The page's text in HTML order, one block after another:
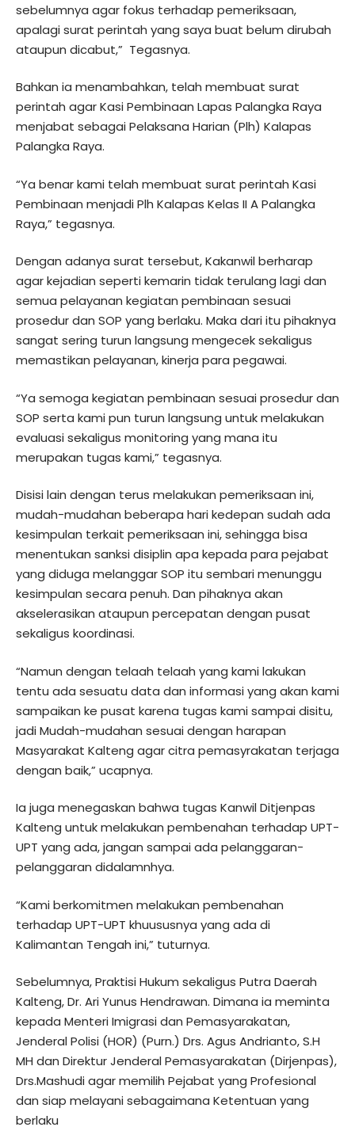
sebelumnya agar fokus terhadap pemeriksaan,
apalagi surat perintah yang saya buat belum dirubah
ataupun dicabut,” Tegasnya.
Bahkan ia menambahkan, telah membuat surat
perintah agar Kasi Pembinaan Lapas Palangka Raya
menjabat sebagai Pelaksana Harian (Plh) Kalapas
Palangka Raya.
“Ya benar kami telah membuat surat perintah Kasi
Pembinaan menjadi Plh Kalapas Kelas II A Palangka
Raya,” tegasnya.
Dengan adanya surat tersebut, Kakanwil berharap
agar kejadian seperti kemarin tidak terulang lagi dan
semua pelayanan kegiatan pembinaan sesuai
prosedur dan SOP yang berlaku. Maka dari itu pihaknya
sangat sering turun langsung mengecek sekaligus
memastikan pelayanan, kinerja para pegawai.
“Ya semoga kegiatan pembinaan sesuai prosedur dan
SOP serta kami pun turun langsung untuk melakukan
evaluasi sekaligus monitoring yang mana itu
merupakan tugas kami,” tegasnya.
Disisi lain dengan terus melakukan pemeriksaan ini,
mudah-mudahan beberapa hari kedepan sudah ada
kesimpulan terkait pemeriksaan ini, sehingga bisa
menentukan sanksi disiplin apa kepada para pejabat
yang diduga melanggar SOP itu sembari menunggu
kesimpulan secara penuh. Dan pihaknya akan
akselerasikan ataupun percepatan dengan pusat
sekaligus koordinasi.
“Namun dengan telaah telaah yang kami lakukan
tentu ada sesuatu data dan informasi yang akan kami
sampaikan ke pusat karena tugas kami sampai disitu,
jadi Mudah-mudahan sesuai dengan harapan
Masyarakat Kalteng agar citra pemasyrakatan terjaga
dengan baik,” ucapnya.
Ia juga menegaskan bahwa tugas Kanwil Ditjenpas
Kalteng untuk melakukan pembenahan terhadap UPT-
UPT yang ada, jangan sampai ada pelanggaran-
pelanggaran didalamnhya.
“Kami berkomitmen melakukan pembenahan
terhadap UPT-UPT khuususnya yang ada di
Kalimantan Tengah ini,” tuturnya.
Sebelumnya, Praktisi Hukum sekaligus Putra Daerah
Kalteng, Dr. Ari Yunus Hendrawan. Dimana ia meminta
kepada Menteri Imigrasi dan Pemasyarakatan,
Jenderal Polisi (HOR) (Purn.) Drs. Agus Andrianto, S.H
MH dan Direktur Jenderal Pemasyarakatan (Dirjenpas),
Drs.Mashudi agar memilih Pejabat yang Profesional
dan siap melayani sebagaimana Ketentuan yang
berlaku